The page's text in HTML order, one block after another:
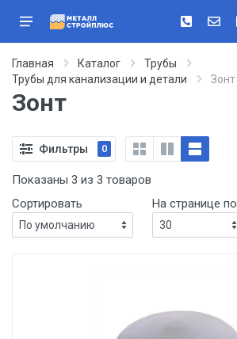
Главная Каталог
Трубы
Трубы для канализации и детали
Зонт
Зонт
Фильтры 0
Показаны 3 из 3 товаров
Сортировать
На странице по